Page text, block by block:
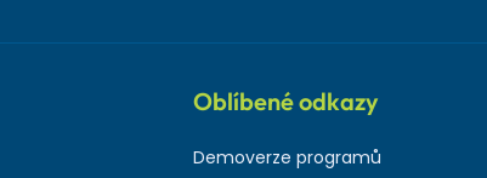
Oblíbené odkazy
Demoverze programů